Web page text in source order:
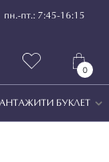
пн.-пт.: 7:45-16:15
0
БУКЛЕТ